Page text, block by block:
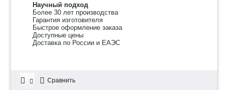
Научный подход
Более 30 лет производства
Гарантия изготовителя
Быстрое оформление заказа
Доступные цены
Доставка по России и ЕАЭС
Сравнить